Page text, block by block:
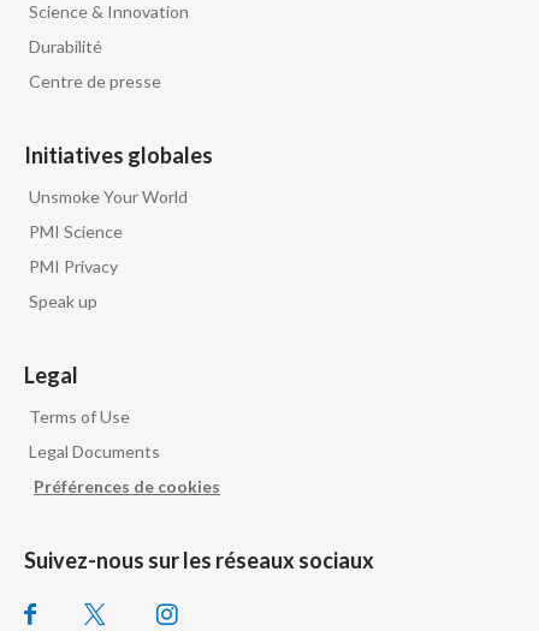
Science & Innovation
Durabilité
Centre de presse
Initiatives globales
Unsmoke Your World
PMI Science
PMI Privacy
Speak up
Legal
Terms of Use
Legal Documents
Préférences de cookies
Suivez-nous sur les réseaux sociaux